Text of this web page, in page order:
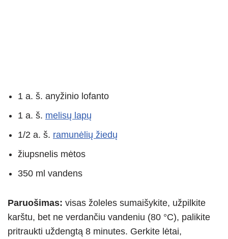
1 a. š. anyžinio lofanto
1 a. š. melisų lapų
1/2 a. š. ramunėlių žiedų
žiupsnelis mėtos
350 ml vandens
Paruošimas: visas žoleles sumaišykite, užpilkite
karštu, bet ne verdančiu vandeniu (80 °C), palikite
pritraukti uždengtą 8 minutes. Gerkite lėtai,